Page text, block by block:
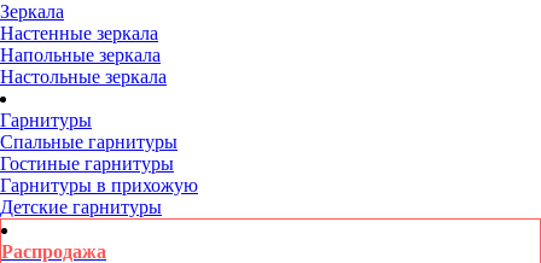
Зеркала
Настенные зеркала
Напольные зеркала
Настольные зеркала
Гарнитуры
Спальные гарнитуры
Гостиные гарнитуры
Гарнитуры в прихожую
Детские гарнитуры
Распродажа